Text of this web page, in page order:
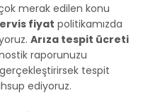
merak edilen konu
fiyat politikamızda
Arıza tespit ücreti
raporunuzu
gerçekleştirirsek tespit
ediyoruz.